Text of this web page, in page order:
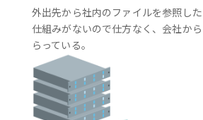
外出先から社内のファイルを参照した
仕組みがないので仕方なく、会社か
らっている。